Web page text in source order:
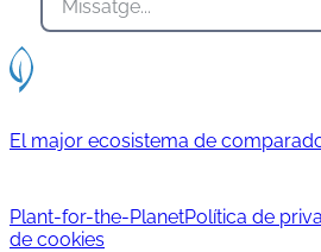
El major ecosistema de
Plant-for-the-PlanetPolítica de
de cookies